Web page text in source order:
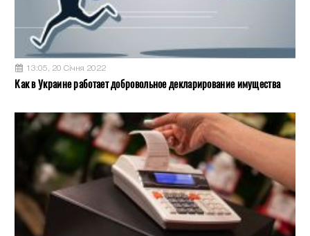
13:05, 20 Січня 2022
Как в Украине работает добровольное декларирование имущества